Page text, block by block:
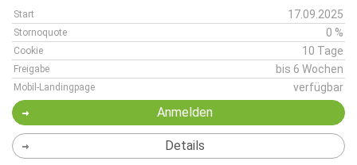
Start 17.09.2025
Stornoquote 0 %
Cookie 10 Tage
Freigabe bis 6 Wochen
Mobil-Landingpage verfügbar
Anmelden
Details